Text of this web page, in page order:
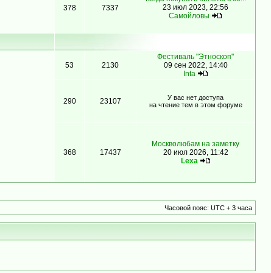
378 7337
23 июл 2023, 22:56
Самойловы
53 2130
Фестиваль "Этноскоп"
09 сен 2022, 14:40
Inta
290 23107
У вас нет доступа
на чтение тем в этом форуме
368 17437
Москволюбам на заметку
20 июл 2026, 11:42
Lexa
Часовой пояс: UTC + 3 часа